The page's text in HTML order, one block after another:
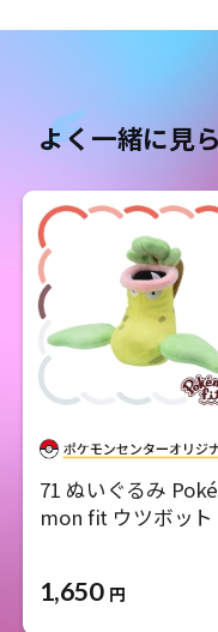
よく一緒に見
71 ぬいぐるみ Poké
mon fit ウツボット
1,650 円